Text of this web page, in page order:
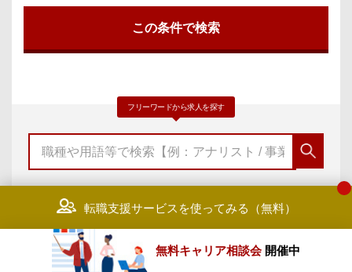
フリーワードから求人を探す
転職支援サービスを使ってみる（無料）
無料キャリア相談会 開催中